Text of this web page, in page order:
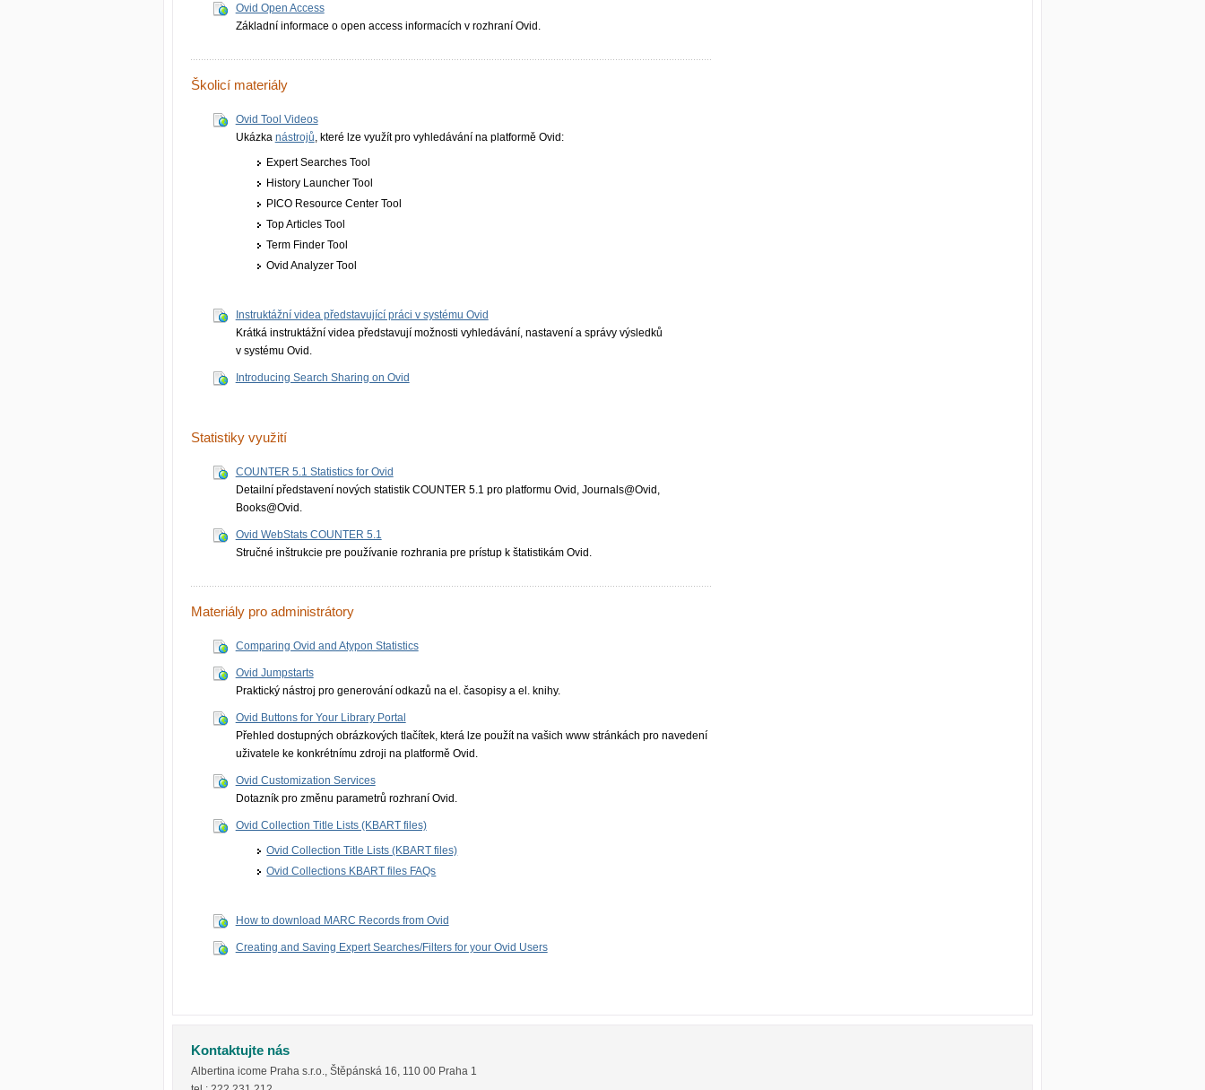
Ovid Open Access
Základní informace o open access informacích v rozhraní Ovid.
Školicí materiály
Ovid Tool Videos
Ukázka nástrojů, které lze využít pro vyhledávání na platformě Ovid:
Expert Searches Tool
History Launcher Tool
PICO Resource Center Tool
Top Articles Tool
Term Finder Tool
Ovid Analyzer Tool
Instruktážní videa představující práci v systému Ovid
Krátká instruktážní videa představují možnosti vyhledávání, nastavení a správy výsledků
v systému Ovid.
Introducing Search Sharing on Ovid
Statistiky využití
COUNTER 5.1 Statistics for Ovid
Detailní představení nových statistik COUNTER 5.1 pro platformu Ovid, Journals@Ovid,
Books@Ovid.
Ovid WebStats COUNTER 5.1
Stručné inštrukcie pre používanie rozhrania pre prístup k štatistikám Ovid.
Materiály pro administrátory
Comparing Ovid and Atypon Statistics
Ovid Jumpstarts
Praktický nástroj pro generování odkazů na el. časopisy a el. knihy.
Ovid Buttons for Your Library Portal
Přehled dostupných obrázkových tlačítek, která lze použít na vašich www stránkách pro navedení
uživatele ke konkrétnímu zdroji na platformě Ovid.
Ovid Customization Services
Dotazník pro změnu parametrů rozhraní Ovid.
Ovid Collection Title Lists (KBART files)
Ovid Collection Title Lists (KBART files)
Ovid Collections KBART files FAQs
How to download MARC Records from Ovid
Creating and Saving Expert Searches/Filters for your Ovid Users
Kontaktujte nás
Albertina icome Praha s.r.o. Štěpánská 16 110 00 Praha 1